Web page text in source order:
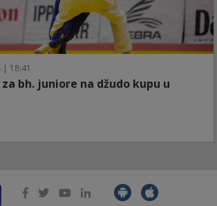
| 18:41
bh. juniore na džudo kupu u